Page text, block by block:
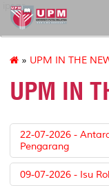
ipsas
» UPM IN THE
UPM IN
22-07-2026 -
Pengarang
09-07-2026 - Isu